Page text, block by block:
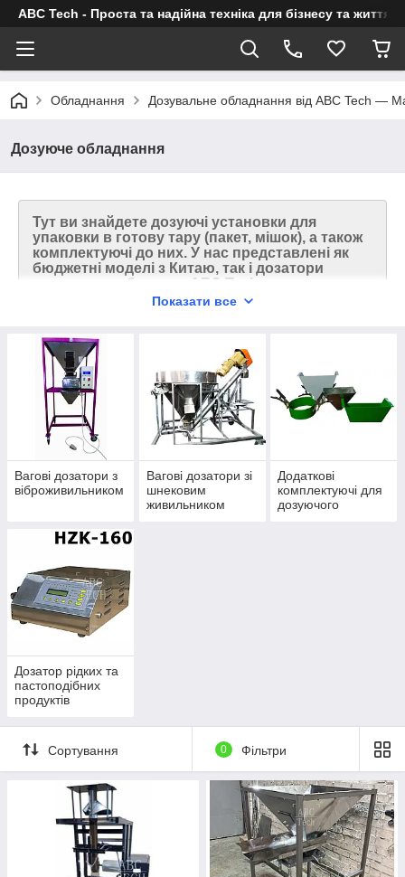
ABC Tech - Проста та надійна техніка для бізнесу та життя
Обладнання Дозувальне обладнання від ABC Tech —
Дозуюче обладнання
Тут ви знайдете дозуючі установки для
упаковки в готову тару (пакет, мішок), а також
комплектуючі до них. У нас представлені як
бюджетні моделі з Китаю, так і дозатори
нашого виробництва АВС Tech.
Показати все
Вагові дозатори з
віброживильником
Вагові дозатори зі
шнековим
живильником
Додаткові
комплектуючі для
дозуючого
Дозатор рідких та
пастоподібних
продуктів
Сортування 0 Фільтри